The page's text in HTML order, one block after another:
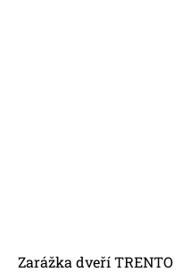
Zarážka dveří TRENTO